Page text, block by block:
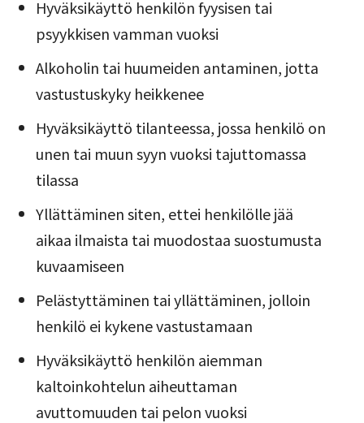
Hyväksikäyttö henkilön fyysisen tai
psyykkisen vamman vuoksi
Alkoholin tai huumeiden antaminen, jotta
vastustuskyky heikkenee
Hyväksikäyttö tilanteessa, jossa henkilö on
unen tai muun syyn vuoksi tajuttomassa
tilassa
Yllättäminen siten, ettei henkilölle jää
aikaa ilmaista tai muodostaa suostumusta
kuvaamiseen
Pelästyttäminen tai yllättäminen, jolloin
henkilö ei kykene vastustamaan
Hyväksikäyttö henkilön aiemman
kaltoinkohtelun aiheuttaman
avuttomuuden tai pelon vuoksi